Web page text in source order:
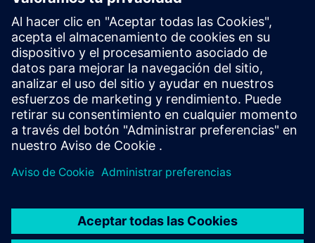
egy magasabb szintjére lépni.
Fechas e inscripción
Actualmente no hay eventos disponibles
Inscríbete en la lista de solicitudes y recibirás una notificación en
cuanto haya nuevas fechas disponibles.
Activar el servicio de notificación